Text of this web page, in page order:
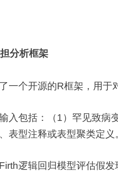
分析框架
一个开源的R框架，用于
入包括：（1）罕见致病
表型注释或表型聚类定义
逻辑回归模型评估假